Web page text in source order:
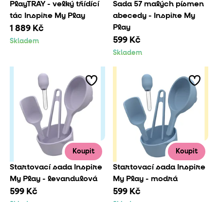
PlayTRAY - velký třídící
tác Inspire My Play
1 889 Kč
Skladem
Sada 57 malých písmen
abecedy - Inspire My
Play
599 Kč
Skladem
Koupit
Startovací sada Inspire
My Play - levandulová
599 Kč
Koupit
Startovací sada Inspire
My Play - modrá
599 Kč